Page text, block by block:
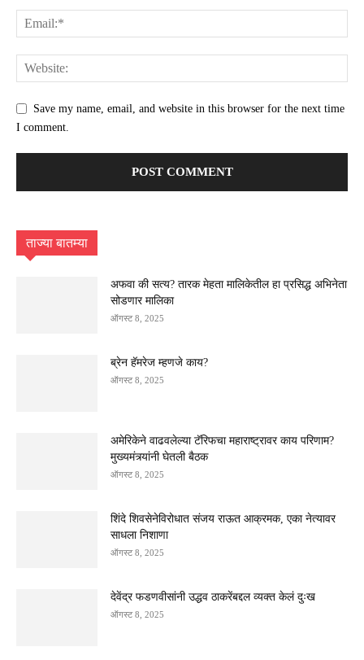
Save my name, email, and website in this browser for the next time
I comment.
ताज्या बातम्या
अफवा की सत्य? तारक मेहता मालिकेतील हा प्रसिद्ध अभिनेता
सोडणार मालिका
ऑगस्ट 8, 2025
ब्रेन हॅमरेज म्हणजे काय?
ऑगस्ट 8, 2025
अमेरिकेने वाढवलेल्या टॅरिफचा महाराष्ट्रावर काय परिणाम?
मुख्यमंत्र्यांनी घेतली बैठक
ऑगस्ट 8, 2025
शिंदे शिवसेनेविरोधात संजय राऊत आक्रमक, एका नेत्यावर
साधला निशाणा
ऑगस्ट 8, 2025
देवेंद्र फडणवीसांनी उद्धव ठाकरेंबद्दल व्यक्त केलं दुःख
ऑगस्ट 8, 2025